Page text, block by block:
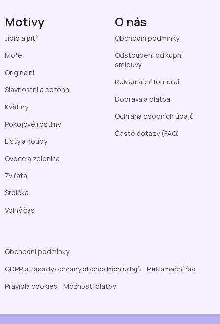
Motivy
Jídlo a pití
Moře
Originální
Slavnostní a sezónní
Květiny
Pokojové rostliny
Listy a houby
Ovoce a zelenina
Zvířata
Srdíčka
Volný čas
O nás
Obchodní podmínky
Odstoupení od kupní
smlouvy
Reklamační formulář
Doprava a platba
Ochrana osobních údajů
Časté dotazy (FAQ)
Obchodní podmínky
GDPR a zásady ochrany obchodních údajů
Reklamační řád
Pravidla cookies
Možnosti platby